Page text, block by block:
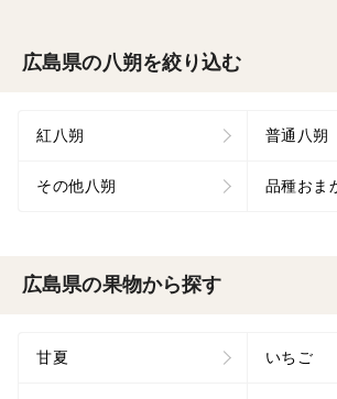
広島県の八朔を絞り込む
紅八朔 普通八朔
その他八朔 品種おま
広島県の果物から探す
甘夏 いちご